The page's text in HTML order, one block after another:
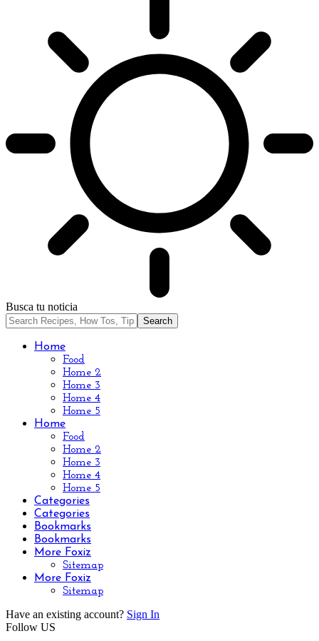
Busca tu noticia
Home
Food
Home 2
Home 3
Home 4
Home 5
Home
Food
Home 2
Home 3
Home 4
Home 5
Categories
Categories
Bookmarks
Bookmarks
More Foxiz
Sitemap
More Foxiz
Sitemap
Have an existing account? Sign In
Follow US